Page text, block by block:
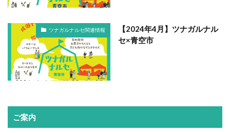
ツナガルナルセ関連情報
【2024年4月】ツナガルナル
セ×青空市
ご案内